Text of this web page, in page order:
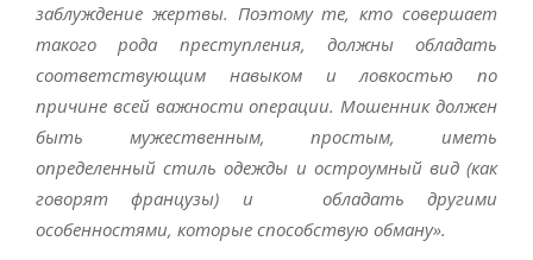
заблуждение жертвы. Поэтому те, кто совершает
такого рода преступления, должны обладать
соответствующим навыком и ловкостью по
причине всей важности операции. Мошенник должен
быть мужественным, простым, иметь
определенный стиль одежды и остроумный вид (как
говорят французы) и обладать другими
особенностями, которые способствую обману».